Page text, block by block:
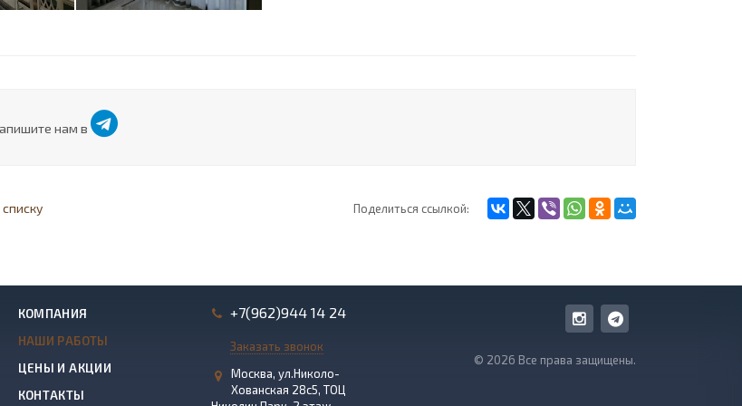
нам в
Поделиться ссылкой:
КОМПАНИЯ
НАШИ РАБОТЫ
ЦЕНЫ И АКЦИИ
КОНТАКТЫ
+7(962)944 14 24
Заказать звонок
Москва, ул.Николо-
Хованская 28с5, ТОЦ
© 2026 Все права защищены.